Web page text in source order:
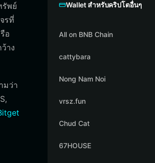
พย์
รที่
อ
าง
มว่า
Wallet สำหรับคริปโตอื่นๆ
All on BNB Chain
cattybara
Nong Nam Noi
vrsz.fun
Chud Cat
67HOUSE